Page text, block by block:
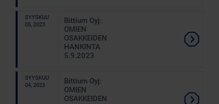
SYYSKUU
05, 2023
Bittium Oyj:
OMIEN
OSAKKEIDEN
HANKINTA
5.9.2023
SYYSKUU
04, 2023
Bittium Oyj:
OMIEN
OSAKKEIDEN